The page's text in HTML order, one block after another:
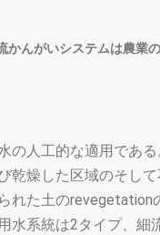
かんがいシステムは農業
の人工的な適用であ
乾燥した区域のそし
れた土のrevegetation
水系統は2タイプ、細